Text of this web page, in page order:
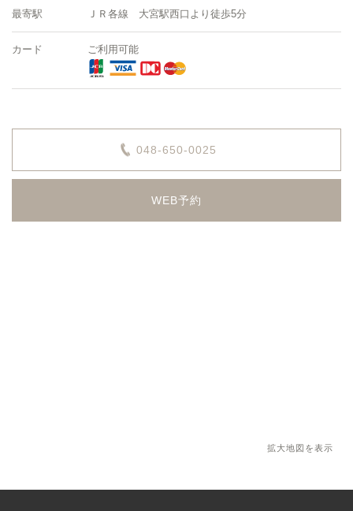
最寄駅 ＪＲ各線 大宮駅西口より徒歩5分
カード ご利用可能
048-650-0025
WEB予約
拡大地図を表示